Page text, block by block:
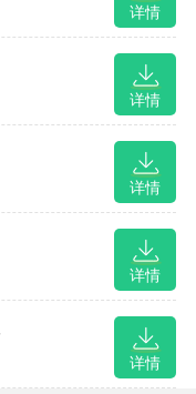
详情
详情
详情
详情
详情